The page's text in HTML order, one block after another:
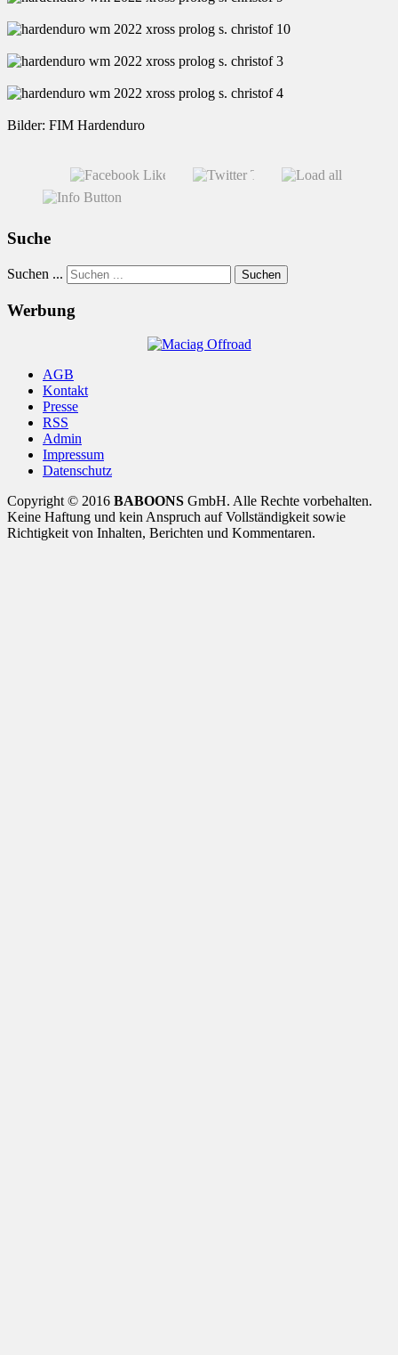
Bilder: FIM Hardenduro
Suche
Suchen ... Suchen
Werbung
AGB
Kontakt
Presse
RSS
Admin
Impressum
Datenschutz
Copyright © 2016 BABOONS GmbH. Alle Rechte vorbehalten.
Keine Haftung und kein Anspruch auf Vollständigkeit sowie
Richtigkeit von Inhalten, Berichten und Kommentaren.